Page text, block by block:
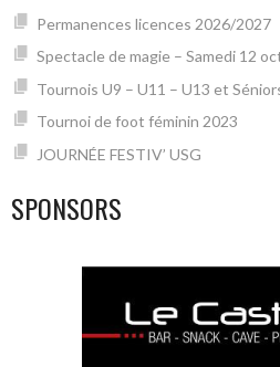
Permanences licences 2026/2027
Spectacle de magie – Samedi 12
Tournois U9 – U11 – U13 et
Tournoi de foot féminin 2023
JOURNÉE FESTIV’ USG
SPONSORS